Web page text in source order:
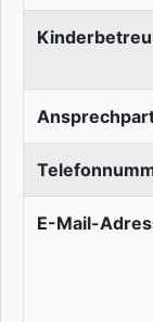
E-Mail-